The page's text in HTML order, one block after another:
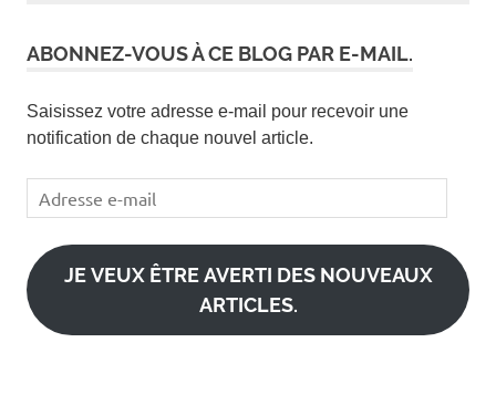
ABONNEZ-VOUS À CE BLOG PAR E-MAIL.
Saisissez votre adresse e-mail pour recevoir une
notification de chaque nouvel article.
Adresse
e-
mail
JE VEUX ÊTRE AVERTI DES NOUVEAUX
ARTICLES.